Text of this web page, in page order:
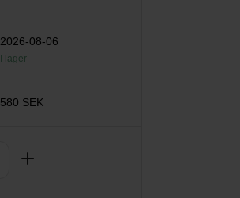
2026-08-06
I lager
580 SEK